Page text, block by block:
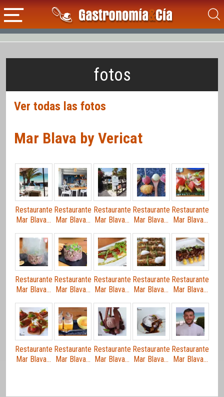
fotos
Ver todas las fotos
Mar Blava by Vericat
Restaurante
Mar Blava…
Restaurante
Mar Blava…
Restaurante
Mar Blava…
Restaurante
Mar Blava…
Restaurante
Mar Blava…
Restaurante
Mar Blava…
Restaurante
Mar Blava…
Restaurante
Mar Blava…
Restaurante
Mar Blava…
Restaurante
Mar Blava…
Restaurante
Mar Blava…
Restaurante
Mar Blava…
Restaurante
Mar Blava…
Restaurante
Mar Blava…
Restaurante
Mar Blava…